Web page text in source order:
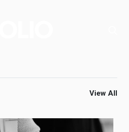
View All